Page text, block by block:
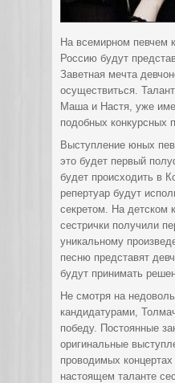
На всемирном певчем
Россию будут
Заветная мечта
осуществиться.
Маша и Настя, уже
подобных конкурсных
Выступление юных
это будет первый
будет происходить в
репертуар будут
секретом. На детском
сестрички получили
уникальному
песню представят
будут принимать
Не смотря на
кандидатурами,
победу. Постоянные
оригинальные
проводимых концертах
настоящем таланте